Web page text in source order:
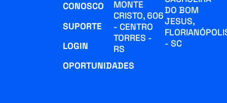
CONOSCO
SUPORTE
LOGIN
OPORTUNIDADES
MONTE
CRISTO, 606
- CENTRO
TORRES -
RS
DO BOM
JESUS,
- SC